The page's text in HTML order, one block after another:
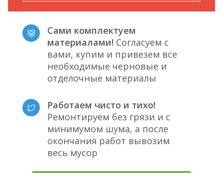
Сами комплектуем
материалами! Согласуем с
вами, купим и привезем все
необходимые черновые и
отделочные материалы
Работаем чисто и тихо!
Ремонтируем без грязи и с
минимумом шума, а после
окончания работ вывозим
весь мусор